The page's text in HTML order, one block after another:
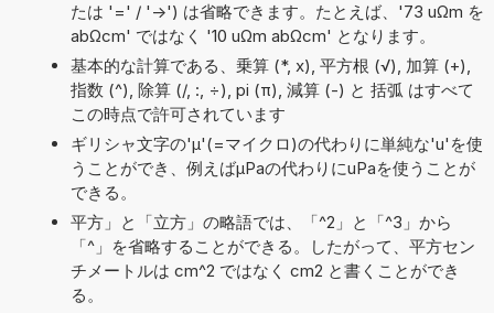
たは '=' / '->') は省略できます。たとえば、'73 uΩm を
abΩcm' ではなく '10 uΩm abΩcm' となります。
基本的な計算である、乗算 (*, x), 平方根 (√), 加算 (+),
指数 (^), 除算 (/, :, ÷), pi (π), 減算 (-) と 括弧 はすべて
この時点で許可されています
ギリシャ文字の'μ'(=マイクロ)の代わりに単純な'u'を使
うことができ、例えばµPaの代わりにuPaを使うことが
できる。
平方」と「立方」の略語では、「^2」と「^3」から
「^」を省略することができる。したがって、平方セン
チメートルは cm^2 ではなく cm2 と書くことができ
る。